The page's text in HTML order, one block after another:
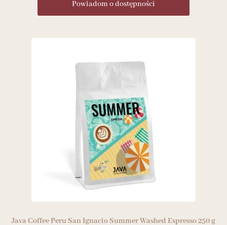
Powiadom o dostępności
Java Coffee Peru San Ignacio Summer Washed Espresso 250 g